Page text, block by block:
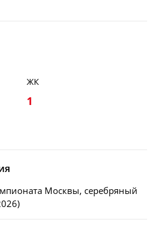
ЖК
1
Москвы, серебряный